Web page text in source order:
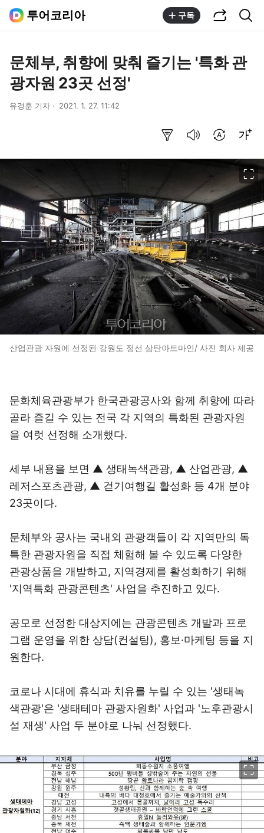
투어코리아 구독
문체부, 취향에 맞춰 즐기는 '특화 관
광자원 23곳 선정'
유경훈 기자 2021. 1. 27. 11:42
산업관광 자원에 선정된 강원도 정선 삼탄아트마인/ 사진 회사 제공
문화체육관광부가 한국관광공사와 함께 취향에 따라
골라 즐길 수 있는 전국 각 지역의 특화된 관광자원
을 여럿 선정해 소개했다.
세부 내용을 보면 ▲ 생태녹색관광, ▲ 산업관광, ▲
레저스포츠관광, ▲ 걷기여행길 활성화 등 4개 분야
23곳이다.
문체부와 공사는 국내외 관광객들이 각 지역만의 독
특한 관광자원을 직접 체험해 볼 수 있도록 다양한
관광상품을 개발하고, 지역경제를 활성화하기 위해
'지역특화 관광콘텐츠' 사업을 추진하고 있다.
공모로 선정한 대상지에는 관광콘텐츠 개발과 프로
그램 운영을 위한 상담(컨설팅), 홍보·마케팅 등을 지
원한다.
코로나 시대에 휴식과 치유를 누릴 수 있는 '생태녹
색관광'은 '생태테마 관광자원화' 사업과 '노후관광시
설 재생' 사업 두 분야로 나눠 선정했다.